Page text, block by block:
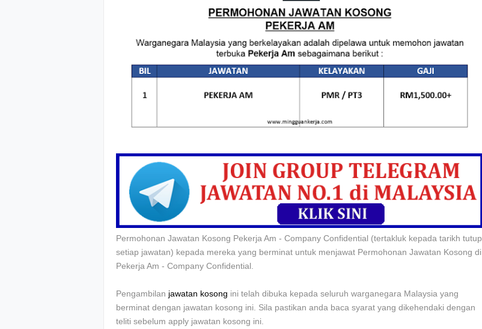
Permohonan Jawatan Kosong Pekerja Am - Company Confidential (tertakluk kepada tarikh tutup
setiap jawatan) kepada mereka yang berminat untuk menjawat Permohonan Jawatan Kosong di
Pekerja Am - Company Confidential.
Pengambilan jawatan kosong ini telah dibuka kepada seluruh warganegara Malaysia yang
berminat dengan jawatan kosong ini. Sila pastikan anda baca syarat yang dikehendaki dengan
teliti sebelum apply jawatan kosong ini.